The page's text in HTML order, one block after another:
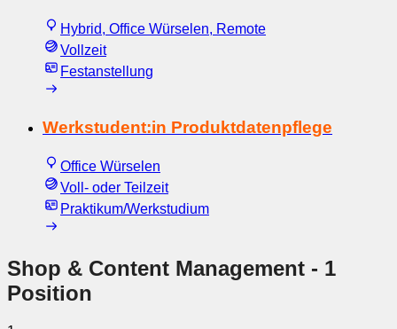
Hybrid, Office Würselen, Remote
Vollzeit
Festanstellung
Werkstudent:in Produktdatenpflege
Office Würselen
Voll- oder Teilzeit
Praktikum/Werkstudium
Shop & Content Management - 1
Position